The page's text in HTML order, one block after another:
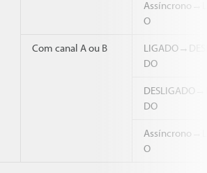
O
Com canal A ou B
DO
DO
O